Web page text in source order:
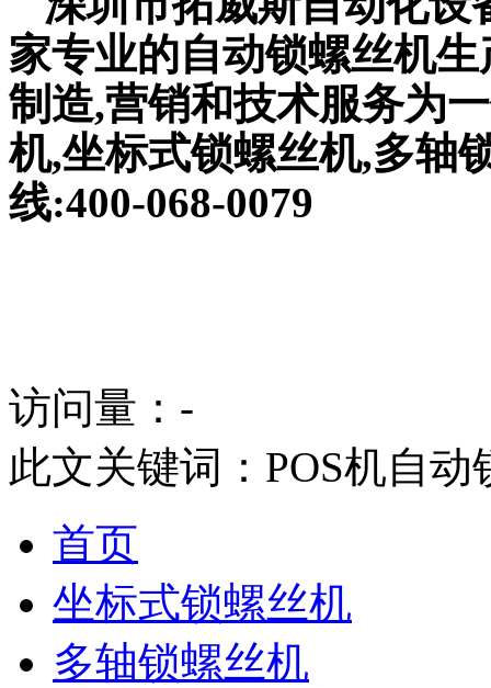
家专业的自动锁螺丝机
制造,营销和技术服务为
机,坐标式锁螺丝机,多轴
线:400-068-0079
访问量： -
此文关键词： POS机自
首页
坐标式锁螺丝机
多轴锁螺丝机